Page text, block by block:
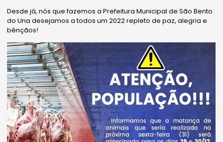
Desde já, nós que fazemos a Prefeitura Municipal de São Bento
do Una desejamos a todos um 2022 repleto de paz, alegria e
bênçãos!